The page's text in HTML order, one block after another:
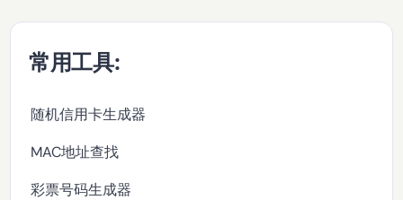
常用工具:
随机信用卡生成器
MAC地址查找
彩票号码生成器